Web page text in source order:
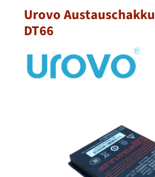
Urovo
DT66